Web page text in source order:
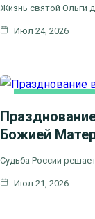
Жизнь святой Ольги
Июл 24, 2026
Божией
Судьба России
Июл 21, 2026